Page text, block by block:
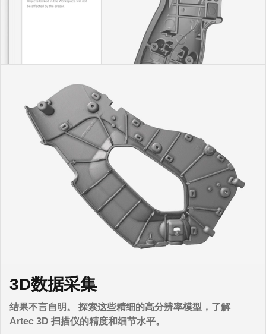
3D数据采集
结果不言自明。 探索这些精细的高分辨率模型，了解
Artec 3D 扫描仪的精度和细节水平。